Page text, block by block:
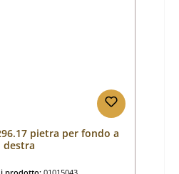
pietra per fondo a
destra